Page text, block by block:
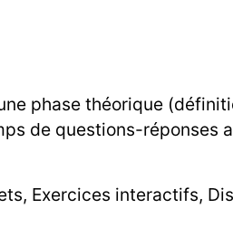
phase théorique
de questions-
Exercices interactifs,